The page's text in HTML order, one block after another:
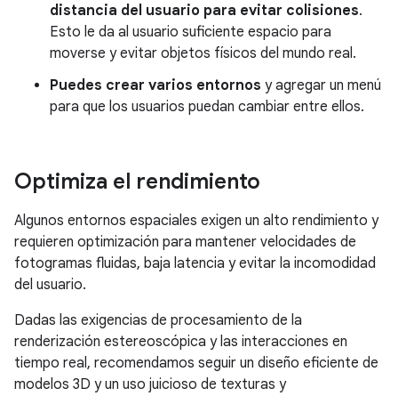
distancia del usuario para evitar colisiones.
Esto le da al usuario suficiente espacio para
moverse y evitar objetos físicos del mundo real.
Puedes crear varios entornos y agregar un menú
para que los usuarios puedan cambiar entre ellos.
Optimiza el rendimiento
Algunos entornos espaciales exigen un alto rendimiento y
requieren optimización para mantener velocidades de
fotogramas fluidas, baja latencia y evitar la incomodidad
del usuario.
Dadas las exigencias de procesamiento de la
renderización estereoscópica y las interacciones en
tiempo real, recomendamos seguir un diseño eficiente de
modelos 3D y un uso juicioso de texturas y